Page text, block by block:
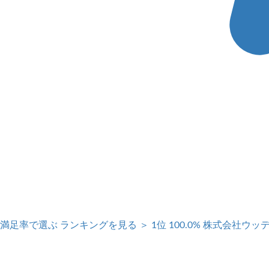
満足率で選ぶ ランキングを見る ＞ 1位 100.0% 株式会社ウッ